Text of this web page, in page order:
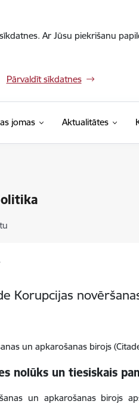
Ar Jūsu piekrišanu
Pārvaldīt sīkdatnes
jomas Aktualitātes
Korupcijas
un apkarošanas birojs
nolūks un tiesiskais
un apkarošanas birojs